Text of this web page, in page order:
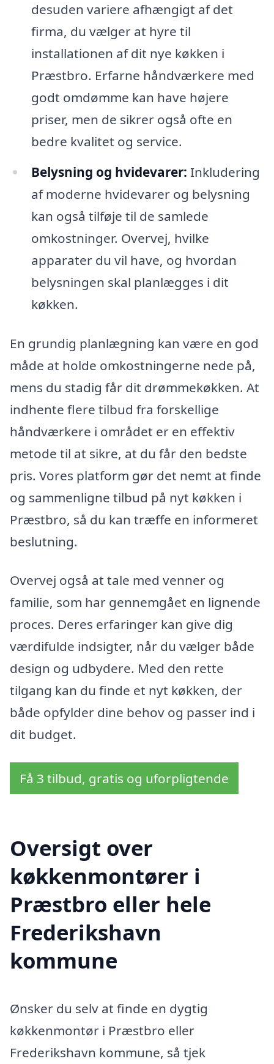
desuden variere afhængigt af det
firma, du vælger at hyre til
installationen af dit nye køkken i
Præstbro. Erfarne håndværkere med
godt omdømme kan have højere
priser, men de sikrer også ofte en
bedre kvalitet og service.
Belysning og hvidevarer: Inkludering
af moderne hvidevarer og belysning
kan også tilføje til de samlede
omkostninger. Overvej, hvilke
apparater du vil have, og hvordan
belysningen skal planlægges i dit
køkken.
En grundig planlægning kan være en god
måde at holde omkostningerne nede på,
mens du stadig får dit drømmekøkken. At
indhente flere tilbud fra forskellige
håndværkere i området er en effektiv
metode til at sikre, at du får den bedste
pris. Vores platform gør det nemt at finde
og sammenligne tilbud på nyt køkken i
Præstbro, så du kan træffe en informeret
beslutning.
Overvej også at tale med venner og
familie, som har gennemgået en lignende
proces. Deres erfaringer kan give dig
værdifulde indsigter, når du vælger både
design og udbydere. Med den rette
tilgang kan du finde et nyt køkken, der
både opfylder dine behov og passer ind i
dit budget.
Få 3 tilbud, gratis og uforpligtende
Oversigt over
køkkenmontører i
Præstbro eller hele
Frederikshavn
kommune
Ønsker du selv at finde en dygtig
køkkenmontør i Præstbro eller
Frederikshavn kommune, så tjek